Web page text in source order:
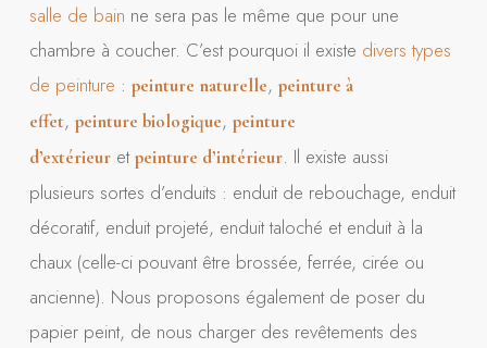
salle de bain ne sera pas le même que pour une
chambre à coucher. C’est pourquoi il existe divers types
de peinture : peinture naturelle, peinture à
effet, peinture biologique, peinture
d’extérieuretpeinture d’intérieur. Il existe aussi
plusieurs sortes d’enduits : enduit de rebouchage, enduit
décoratif, enduit projeté, enduit taloché et enduit à la
chaux (celle-ci pouvant être brossée, ferrée, cirée ou
ancienne). Nous proposons également de poser du
papier peint, de nous charger des revêtements des